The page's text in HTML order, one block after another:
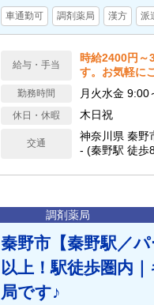
車通勤可 調剤薬局 漢方 派
給与・手当
時給2400円～
す。お気軽に
勤務時間 月火水金
休日・休暇 木日祝
交通
神奈川県 秦野
- (秦野駅 徒歩
調剤薬局
秦野市【秦野駅／
以上！駅徒歩圏内
局です♪